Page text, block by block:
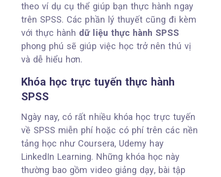
theo ví dụ cụ thể giúp bạn thực hành ngay
trên SPSS. Các phần lý thuyết cũng đi kèm
với thực hành dữ liệu thực hành SPSS
phong phú sẽ giúp việc học trở nên thú vị
và dễ hiểu hơn.
Khóa học trực tuyến thực hành
SPSS
Ngày nay, có rất nhiều khóa học trực tuyến
về SPSS miễn phí hoặc có phí trên các nền
tảng học như Coursera, Udemy hay
LinkedIn Learning. Những khóa học này
thường bao gồm video giảng dạy, bài tập